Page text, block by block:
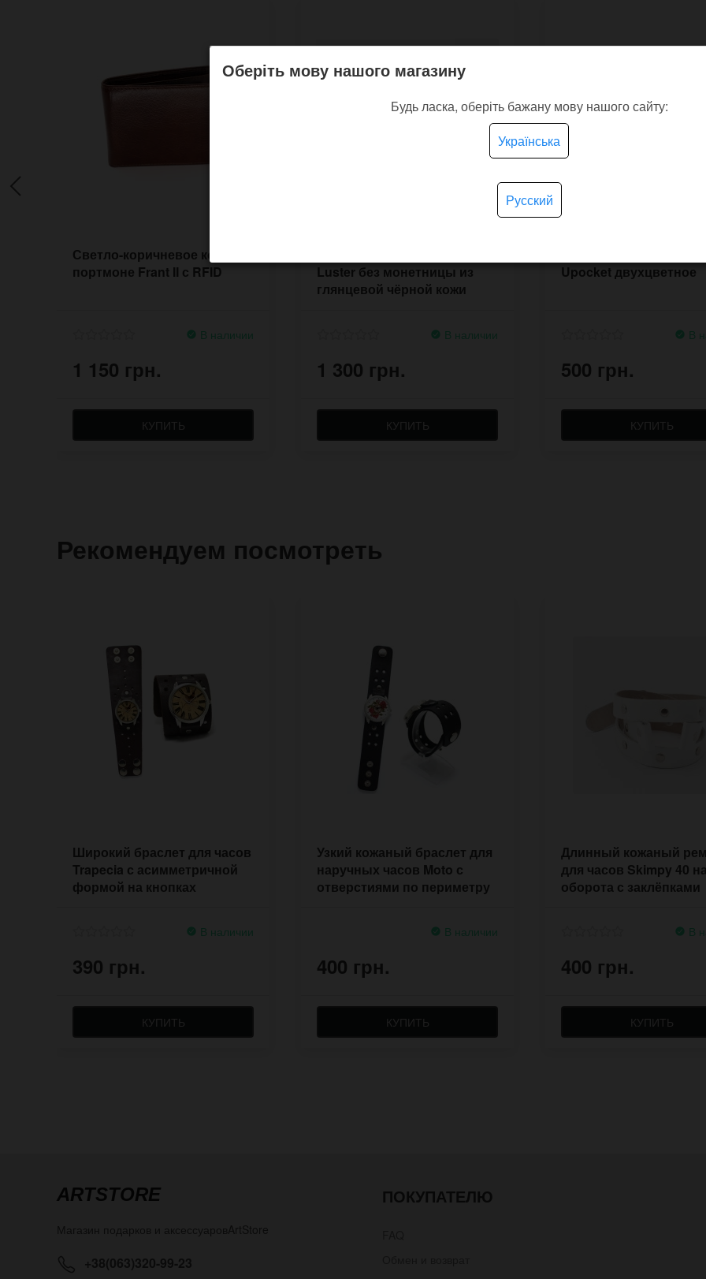
Светло-коричневое кожаное
портмоне Frant II с RFID
В наличии
1 150 грн.
КУПИТЬ
Luster без монетницы из
глянцевой чёрной кожи
В наличии
1 300 грн.
КУПИТЬ
Upocket двухцветное
В
500 грн.
КУПИТЬ
Рекомендуем посмотреть
Широкий браслет для часов
Trapecia с асимметричной
формой на кнопках
В наличии
390 грн.
КУПИТЬ
Узкий кожаный браслет для
наручных часов Moto с
отверстиями по периметру
В наличии
400 грн.
КУПИТЬ
Длинный кожаный
для часов Skimpy 40
оборота с заклёпками
В
400 грн.
КУПИТЬ
ARTSTORE ПОКУПАТЕЛЮ
Оберіть мову нашого магазину
Будь ласка, оберіть бажану мову нашого сайту:
Українська
Русский